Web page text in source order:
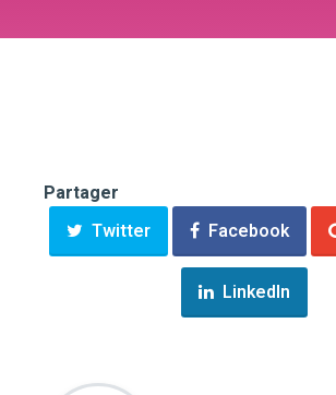
Partager
Twitter
Facebook
LinkedIn